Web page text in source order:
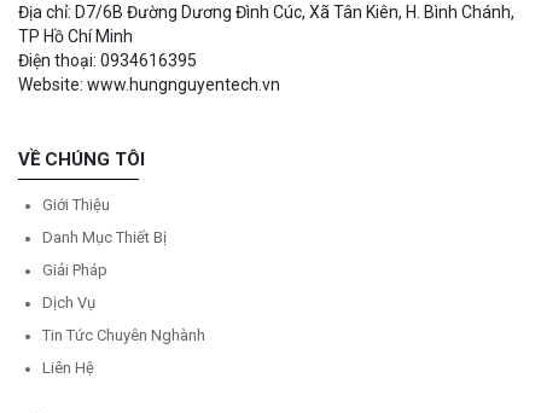
Địa chỉ: D7/6B Đường Dương Đình Cúc, Xã Tân Kiên, H. Bình Chánh,
TP Hồ Chí Minh
Điện thoại: 0934616395
Website: www.hungnguyentech.vn
VỀ CHÚNG TÔI
Giới Thiệu
Danh Mục Thiết Bị
Giải Pháp
Dịch Vụ
Tin Tức Chuyên Nghành
Liên Hệ